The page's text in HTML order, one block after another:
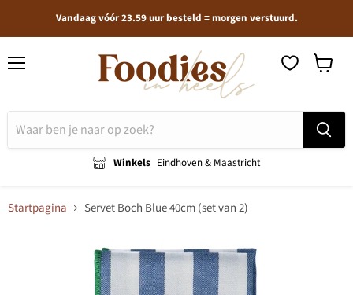
Vandaag vóór 23.59 uur besteld = morgen verstuurd.
Winkels Eindhoven & Maastricht
Startpagina Servet Boch Blue 40cm (set van 2)